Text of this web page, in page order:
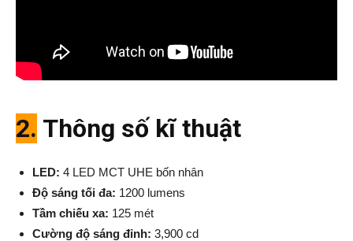
2. Thông số kĩ thuật
LED: 4 LED MCT UHE bốn nhân
Độ sáng tối đa: 1200 lumens
Tầm chiếu xa: 125 mét
Cường độ sáng đỉnh: 3,900 cd